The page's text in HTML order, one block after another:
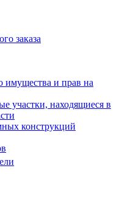
заказа
имущества и прав на
участки, находящиеся в
конструкций